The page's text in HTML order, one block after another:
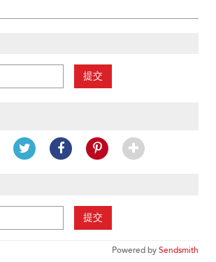
提交
提交
Powered bySendsmith